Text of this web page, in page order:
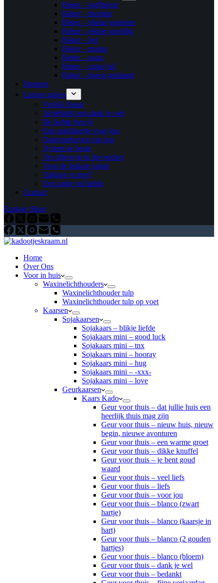
Beker – koffieleut
Beker – theeleut
Beker – lekker genieten
Beker – lekker gezellig
Beker – lief
Beker – mama
Beker – papa
Beker – super juf
Beker – hoera geslaagd
Emmers
Linnen zakjes
Vrolijk Pasen
Alsjeblieft een dank je wel
De liefste ben jij
Een opkikkertje voor jou
Ondersteboven van jou
Jij bent de beste
Yes rijbewijs in the pocket
Voor de leukste jarige
Yahtzee je mee?
Een zakje vol liefde
Contact
Explore Shop
Home
Over Ons
Voor in huis
Waxinelichthouders
Waxinelichthouder tulp
Waxinelichthouder tulp op voet
Kaarsen
Sojakaarsen
Sojakaars – blikje liefde
Sojakaars mini – good luck
Sojakaars mini – tnx
Sojakaars mini – hooray
Sojakaars mini – hug
Sojakaars mini – -xxx-
Sojakaars mini – love
Geurkaarsen
Kaars Kado
Geur voor thuis – dat jullie huis een
heerlijk thuis mag zijn
Geur voor thuis – nieuw huis, nieuw
begin, nieuwe avonturen
Geur voor thuis – een warme groet
Geur voor thuis – dikke knuffel
Geur voor thuis – je bent goud
waard
Geur voor thuis – veel liefs
Geur voor thuis – liefs
Geur voor thuis – voor jou
Geur voor thuis – blanco (zwart
hartje)
Geur voor thuis – blanco (kaarsje in
hart)
Geur voor thuis – blanco (2 gouden
hartjes)
Geur voor thuis – blanco (bloem)
Geur voor thuis – dank je wel
Geur voor thuis – bedankt